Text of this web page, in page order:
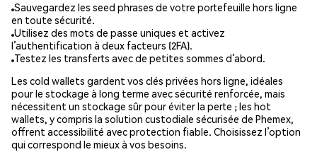
Sauvegardez les seed phrases de votre portefeuille hors ligne
en toute sécurité.
Utilisez des mots de passe uniques et activez
l’authentification à deux facteurs (2FA).
Testez les transferts avec de petites sommes d’abord.
Les cold wallets gardent vos clés privées hors ligne, idéales
pour le stockage à long terme avec sécurité renforcée, mais
nécessitent un stockage sûr pour éviter la perte ; les hot
wallets, y compris la solution custodiale sécurisée de Phemex,
offrent accessibilité avec protection fiable. Choisissez l’option
qui correspond le mieux à vos besoins.